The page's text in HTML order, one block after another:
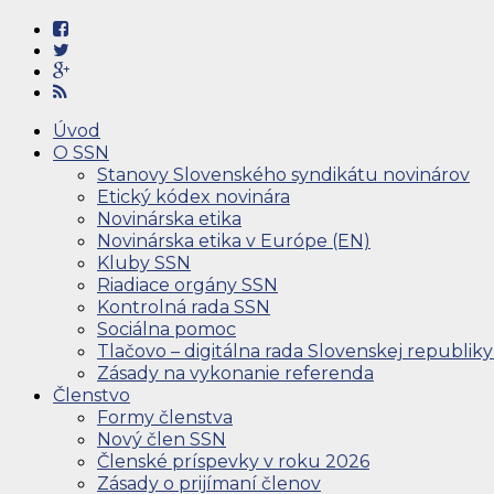
Úvod
O SSN
Stanovy Slovenského syndikátu novinárov
Etický kódex novinára
Novinárska etika
Novinárska etika v Európe (EN)
Kluby SSN
Riadiace orgány SSN
Kontrolná rada SSN
Sociálna pomoc
Tlačovo – digitálna rada Slovenskej republiky
Zásady na vykonanie referenda
Členstvo
Formy členstva
Nový člen SSN
Členské príspevky v roku 2026
Zásady o prijímaní členov